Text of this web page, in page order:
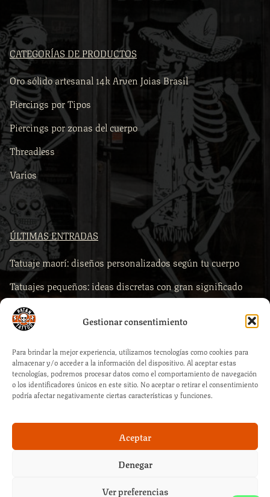
Gestionar consentimiento
Para brindar la mejor experiencia, utilizamos tecnologías como cookies para
almacenar y/o acceder a la información del dispositivo. Al aceptar estas
tecnologías, podremos procesar datos como el comportamiento de navegación
o los identificadores únicos en este sitio. No aceptar o retirar el consentimiento
podría afectar negativamente ciertas características y funciones.
Aceptar
Denegar
Ver preferencias
CATEGORÍAS DE PRODUCTOS
Oro sólido artesanal 14k Arven Joias Brasil
Piercings por Tipos
Piercings por zonas del cuerpo
Threadless
Varios
ÚLTIMAS ENTRADAS
Tatuaje maorí: diseños personalizados según tu cuerpo
Tatuajes pequeños: ideas discretas con gran significado
Comprar piercings según la zona del cuerpo
Piercings para primera puesta: qué comprar y por qué es
clave la calidad profesional
Cómo elegir la medida correcta de tu piercing al comprar
online